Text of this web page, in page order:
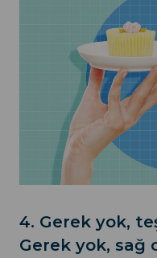
4. Gerek yok,
Gerek yok, sağ